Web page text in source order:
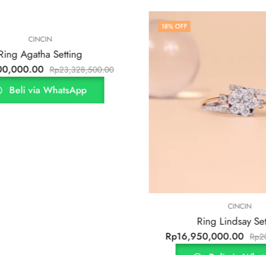
Ring Lindsay Setting
16,950,000.00 Rp20,692,500.00